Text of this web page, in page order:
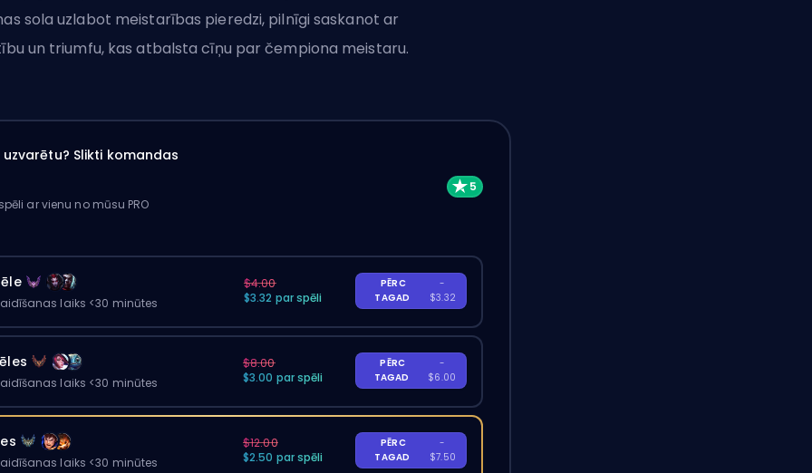
sola uzlabot meistarības pieredzi, pilnīgi saskanot ar
un triumfu, kas atbalsta cīņu par čempiona meistaru.
Slikti komandas
ar vienu no mūsu PRO
laiks <30 minūtes
$4.00
$3.32 par spēli
PĒRC
TAGAD
-
$3.32
laiks <30 minūtes
$8.00
$3.00 par spēli
PĒRC
TAGAD
-
$6.00
laiks <30 minūtes
$12.00
$2.50 par spēli
PĒRC
TAGAD
-
$7.50